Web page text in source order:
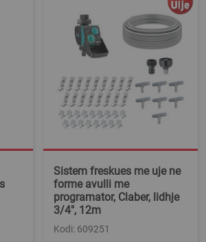
Sistem freskues me uje ne
forme avulli me
programator, Claber, lidhje
3/4", 12m
Kodi: 609251